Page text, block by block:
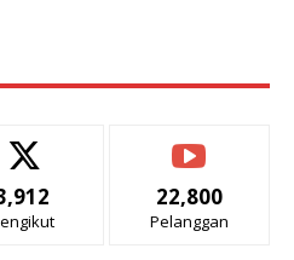
22,800
Pelanggan